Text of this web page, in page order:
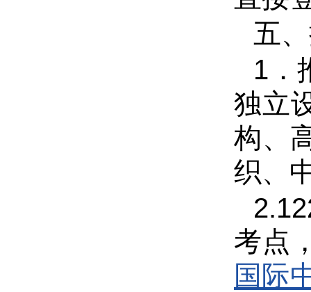
五
1
独立
构、
织、
2.
考点
国际